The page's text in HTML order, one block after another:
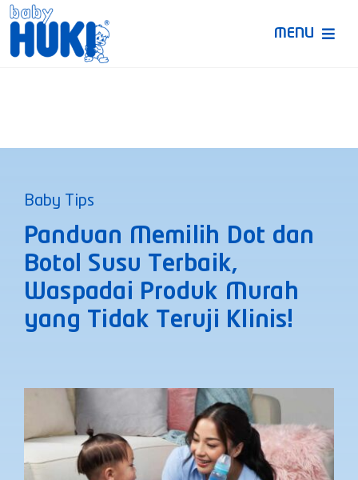
Skip
content
MENU
Baby Tips
Panduan Memilih Dot dan
Botol Susu Terbaik,
Waspadai Produk Murah
yang Tidak Teruji Klinis!